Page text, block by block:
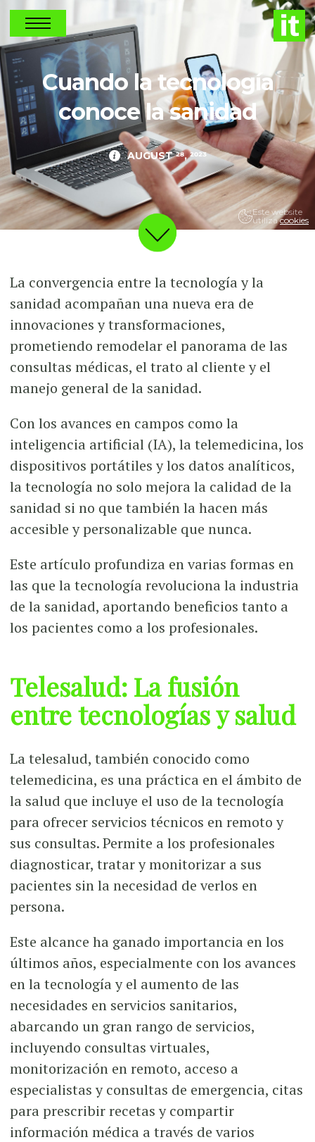
Cuando la tecnología
conoce la sanidad
AUGUST 28, 2023
Este website
utilizacookies
La convergencia entre la tecnología y la
sanidad acompañan una nueva era de
innovaciones y transformaciones,
prometiendo remodelar el panorama de las
consultas médicas, el trato al cliente y el
manejo general de la sanidad.
Con los avances en campos como la
inteligencia artificial (IA), la telemedicina, los
dispositivos portátiles y los datos analíticos,
la tecnología no solo mejora la calidad de la
sanidad si no que también la hacen más
accesible y personalizable que nunca.
Este artículo profundiza en varias formas en
las que la tecnología revoluciona la industria
de la sanidad, aportando beneficios tanto a
los pacientes como a los profesionales.
Telesalud: La fusión
entre tecnologías y salud
La telesalud, también conocido como
telemedicina, es una práctica en el ámbito de
la salud que incluye el uso de la tecnología
para ofrecer servicios técnicos en remoto y
sus consultas. Permite a los profesionales
diagnosticar, tratar y monitorizar a sus
pacientes sin la necesidad de verlos en
persona.
Este alcance ha ganado importancia en los
últimos años, especialmente con los avances
en la tecnología y el aumento de las
necesidades en servicios sanitarios,
abarcando un gran rango de servicios,
incluyendo consultas virtuales,
monitorización en remoto, acceso a
especialistas y consultas de emergencia, citas
para prescribir recetas y compartir
información médica a través de varios